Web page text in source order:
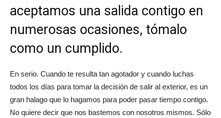
aceptamos una salida contigo en
numerosas ocasiones, tómalo
como un cumplido.
En serio. Cuando te resulta tan agotador y cuando luchas
todos los días para tomar la decisión de salir al exterior, es un
gran halago que lo hagamos para poder pasar tiempo contigo.
No quiere decir que nos bastemos con nosotros mismos. Sólo